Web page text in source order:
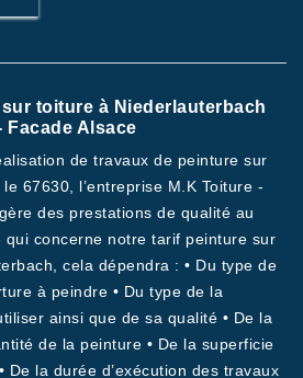
toiture à Niederlauterbach
Facade Alsace
de travaux de peinture sur
67630, l’entreprise M.K Toiture -
des prestations de qualité au
qui concerne notre tarif peinture sur
cela dépendra : • Du type de
à peindre • Du type de la
ainsi que de sa qualité • De la
de la peinture • De la superficie
De la durée d’exécution des travaux